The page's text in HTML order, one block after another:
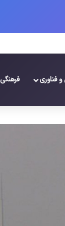
مالی بهره ببرند؟
فناوری فرهنگی